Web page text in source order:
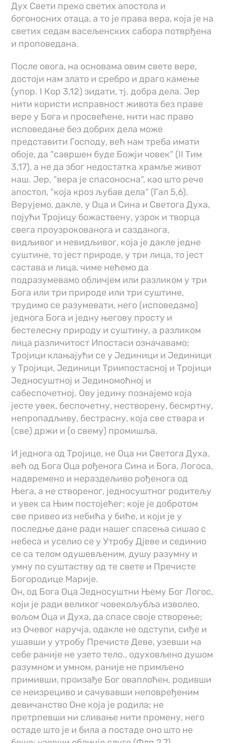
Дух Свети преко светих апостола и
богоносних отаца, а то је права вера, која је на
светих седам васељенских сабора потврђена
и проповедана.
После овога, на основама овим свете вере,
достоји нам злато и сребро и драго камење
(упор. I Кор 3,12) зидати, тј. добра дела. Јер
нити користи исправност живота без праве
вере у Бога и просвећене, нити нас право
исповедање без добрих дела може
представити Господу, већ нам треба имати
обоје, да “савршен буде Божји човек“ (II Тим
3,17), а не да због недостатка храмље живот
наш. Јер, “вера је спасоносна“, као што рече
апостол, “која кроз љубав дела“ (Гал 5,6).
Верујемо, дакле, у Оца и Сина и Светога Духа,
појући Тројицу божаствену, узрок и творца
свега проузрокованога и сазданога,
видљивог и невидљивог, која је дакле једне
суштине, то јест природе, у три лица, то јест
састава и лица, чиме нећемо да
подразумевамо обличјем или разликом у три
Бога или три природе или три суштине,
трудимо се разумевати, него (исповедамо)
једнога Бога и једну његову просту и
бестелесну природу и суштину, а разликом
лица различитост Ипостаси означавамо;
Тројици клањајући се у Јединици и Јединици
у Тројици, Јединици Триипостасној и Тројици
Једносуштној и Јединомоћној и
сабеспочетној. Ову једину познајемо која
јесте увек, беспочетну, нестворену, бесмртну,
непропадљиву, бестрасну, која све ствара и
(све) држи и (о свему) промишља.
И једнога од Тројице, не Оца ни Светога Духа,
већ од Бога Оца рођенога Сина и Бога, Логоса,
надвремено и нераздељиво рођенога од
Њега, а не створеног, једносуштног родитељу
и увек са Њим постојећег; које је добротом
све привео из небића у биће, и који је у
последње дане ради нашег спасења сишао с
небеса и уселио се у Утробу Дјеве и сединио
се са телом одушевљеним, душу разумну и
умну по суштаству од те свете и Пречисте
Богородице Марије.
Он, од Бога Оца Једносуштни Њему Бог Логос,
који је ради великог човекољубља изволео,
вољом Оца и Духа, да спасе своје створење;
из Очевог наручја, одакле не одступи, сиђе и
ушавши у утробу Пречисте Деве, узевши на
себе раније не узето тело., одуховљено душом
разумном и умном, раније не примљено
примивши, произађе Бог оваплоћен, родивши
се неизрециво и сачувавши неповређеним
девичанство Оне која је родила; не
претрпевши ни сливање нити промену, него
остаде што је и била а постаде оно што не